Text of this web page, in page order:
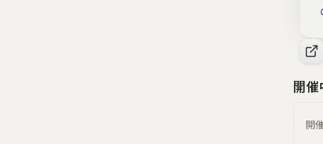
開催
開